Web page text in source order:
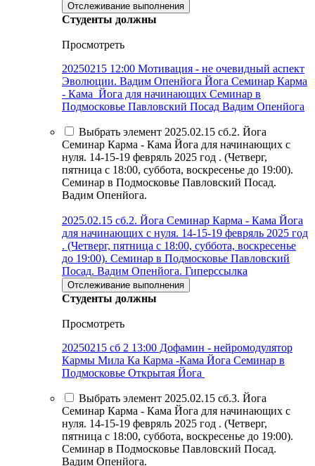
Отслеживание выполнения
Студенты должны
Просмотреть
20250215 12:00 Мотивация - не очевидный аспект
Эволюции. Вадим Опенйога Йога Семинар Карма
- Кама Йога для начинающих Семинар в
Подмосковье Павловский Посад Вадим Опенйога
Выбрать элемент 2025.02.15 сб.2. Йога
Семинар Карма - Кама Йога для начинающих с
нуля. 14-15-19 февряль 2025 год . (Четверг,
пятница с 18:00, суббота, воскресенье до 19:00).
Семинар в Подмосковье Павловский Посад.
Вадим Опенйога.
2025.02.15 сб.2. Йога Семинар Карма - Кама Йога
для начинающих с нуля. 14-15-19 февряль 2025 год
. (Четверг, пятница с 18:00, суббота, воскресенье
до 19:00). Семинар в Подмосковье Павловский
Посад. Вадим Опенйога. Гиперссылка
Отслеживание выполнения
Студенты должны
Просмотреть
20250215 сб 2 13:00 Дофамин - нейромодулятор
Кармы Мила Ка Карма -Кама Йога Семинар в
Подмосковье Открытая Йога
Выбрать элемент 2025.02.15 сб.3. Йога
Семинар Карма - Кама Йога для начинающих с
нуля. 14-15-19 февряль 2025 год . (Четверг,
пятница с 18:00, суббота, воскресенье до 19:00).
Семинар в Подмосковье Павловский Посад.
Вадим Опенйога.